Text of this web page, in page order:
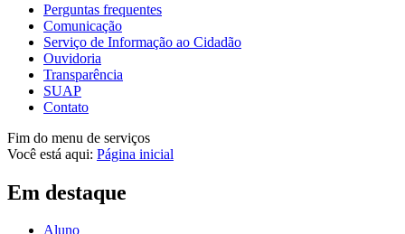
Perguntas frequentes
Comunicação
Serviço de Informação ao Cidadão
Ouvidoria
Transparência
SUAP
Contato
Fim do menu de serviços
Você está aqui: Página inicial
Em destaque
Aluno